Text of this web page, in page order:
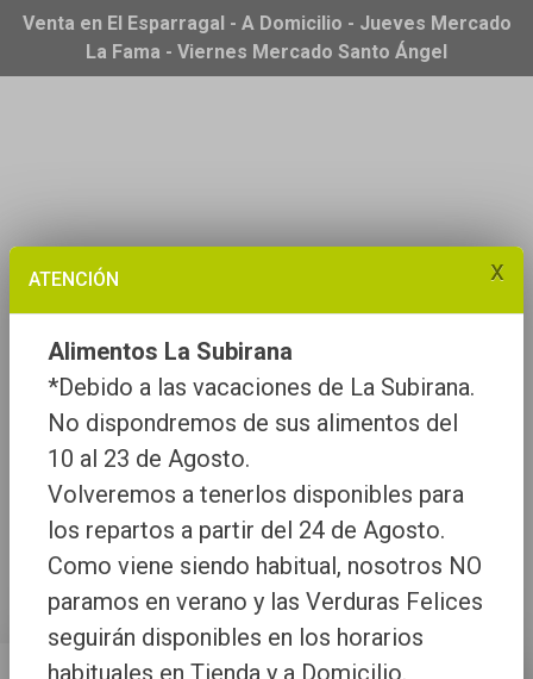
ATENCIÓN x
Alimentos La Subirana
*Debido a las vacaciones de La Subirana.
No dispondremos de sus alimentos del
10 al 23 de Agosto.
Volveremos a tenerlos disponibles para
los repartos a partir del 24 de Agosto.
Como viene siendo habitual, nosotros NO
paramos en verano y las Verduras Felices
seguirán disponibles en los horarios
habituales en Tienda y a Domicilio.
Venta en El Esparragal - A Domicilio - Jueves Mercado
La Fama - Viernes Mercado Santo Ángel